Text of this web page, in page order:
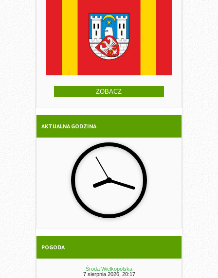
ZOBACZ
AKTUALNA GODZINA
POGODA
Środa Wielkopolska
7 sierpnia 2026, 20:17